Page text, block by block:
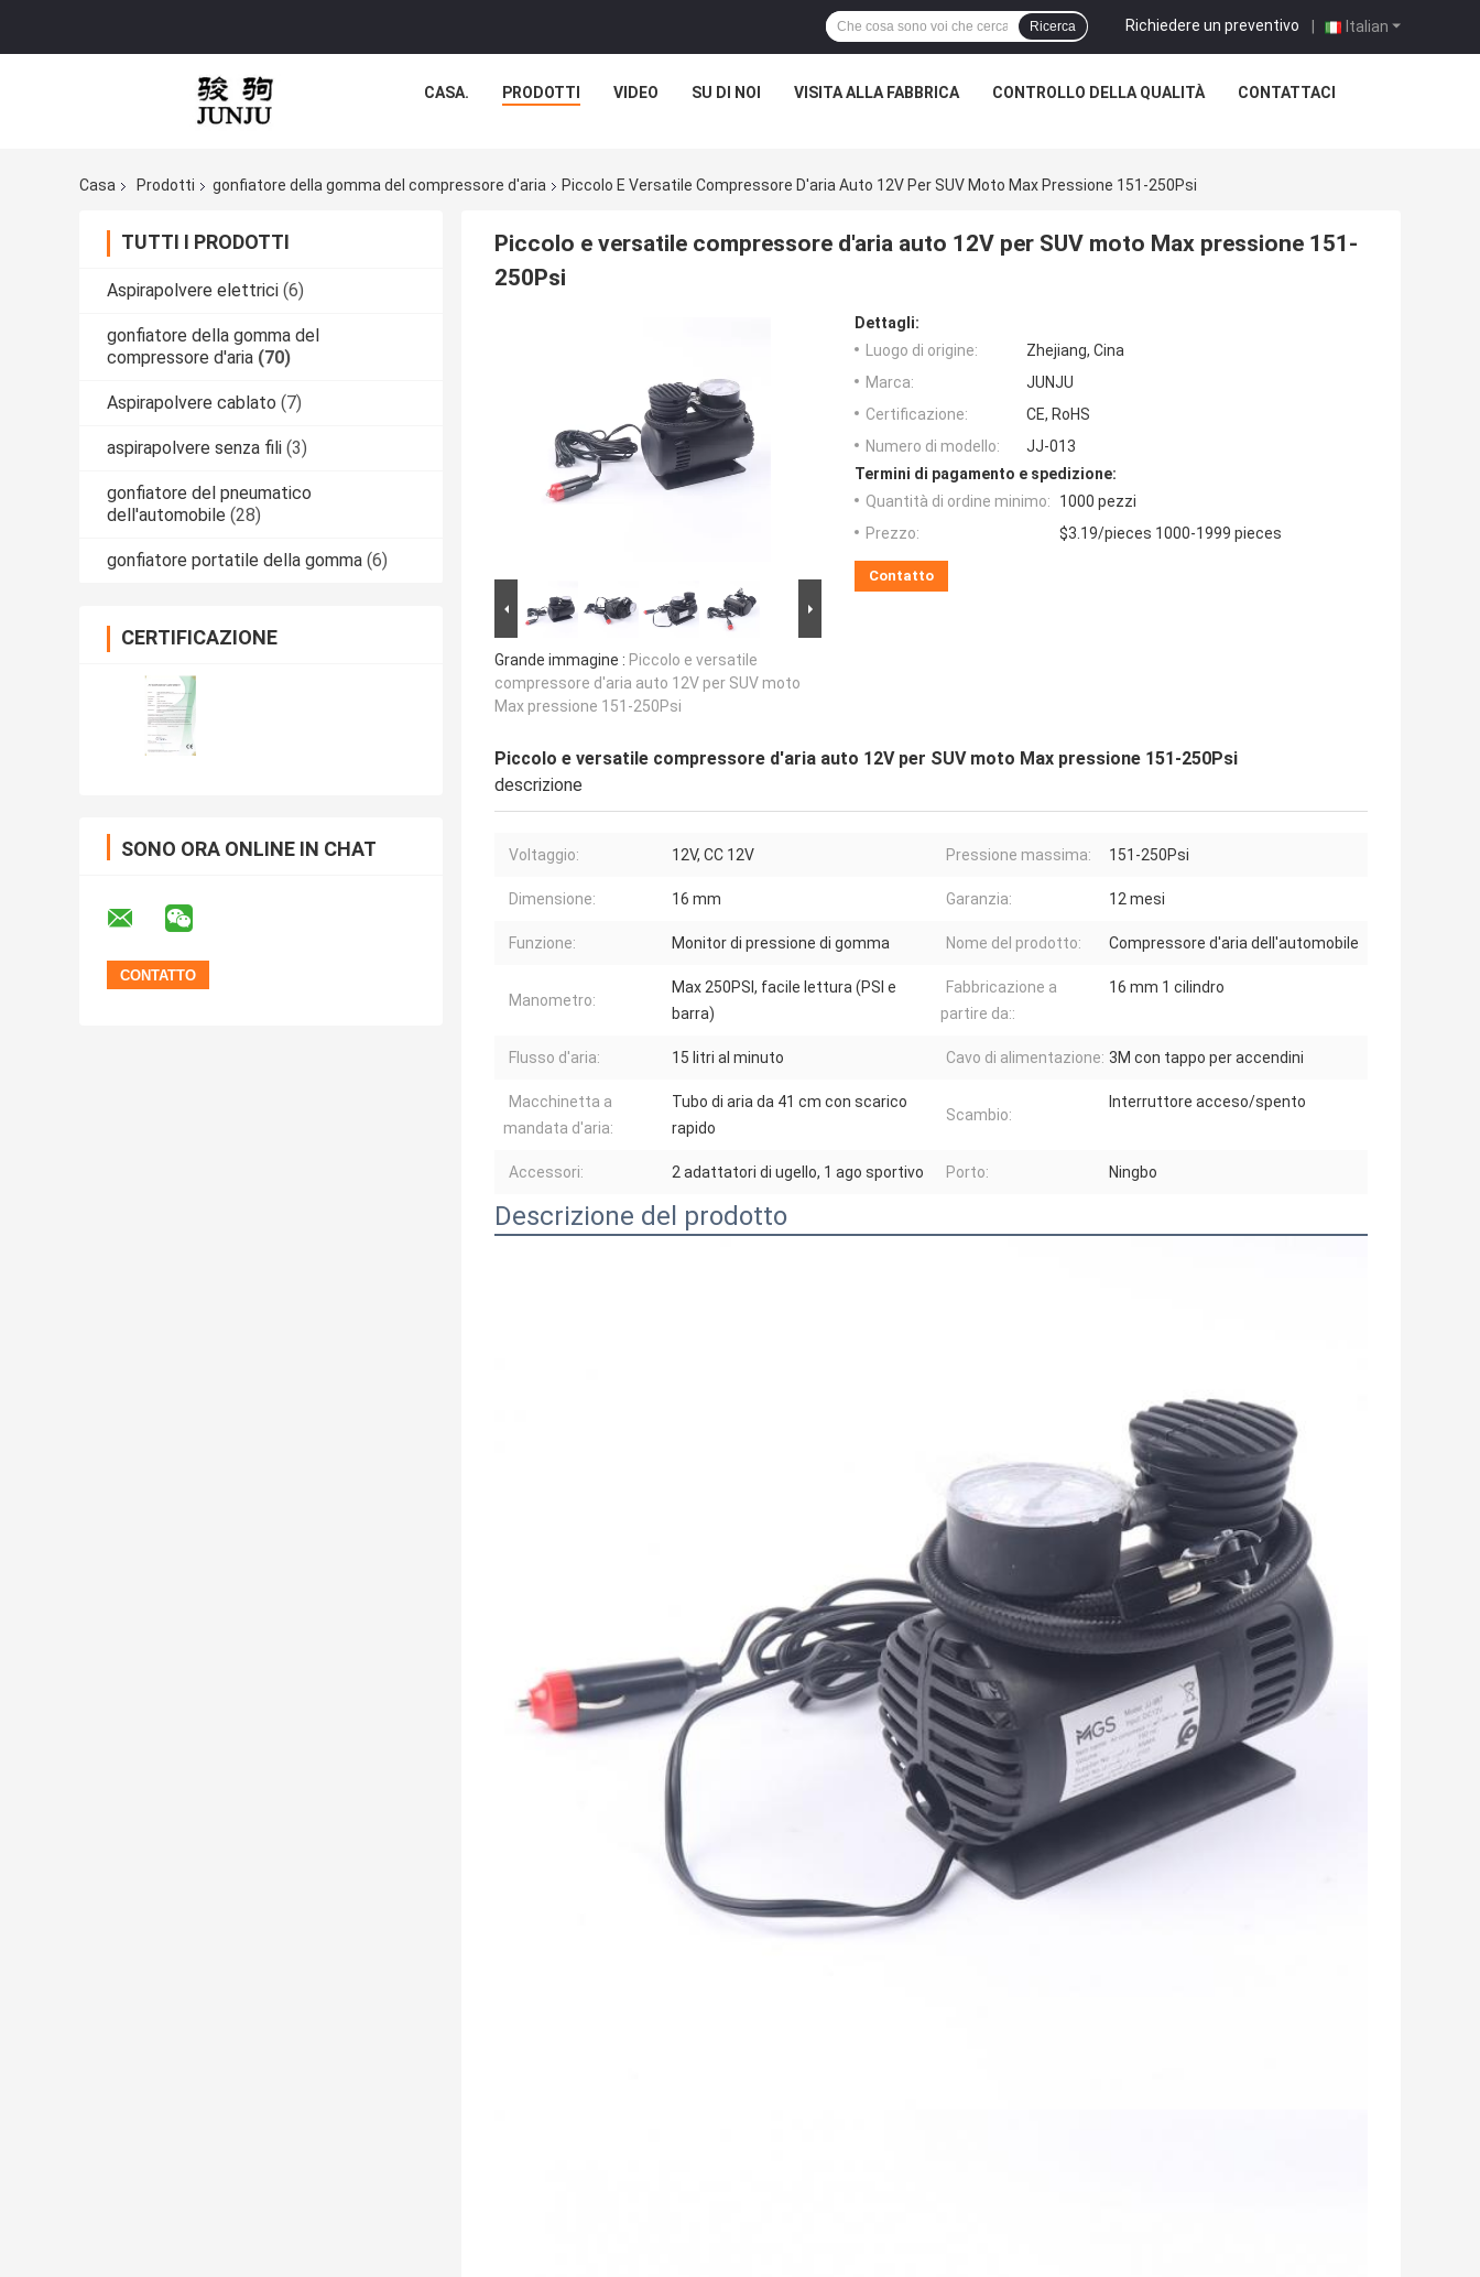
Italian
Richiedere un preventivo |
Ricerca
CASA. PRODOTTI VIDEO SU DI NOI VISITA ALLA FABBRICA CONTROLLO DELLA QUALITÀ CONTATTACI
Casa Prodotti gonfiatore della gomma del compressore d'aria Piccolo E Versatile Compressore D'aria Auto 12V Per SUV Moto Max Pressione 151-250Psi
TUTTI I PRODOTTI
Aspirapolvere elettrici (6)
gonfiatore della gomma del
compressore d'aria (70)
Aspirapolvere cablato (7)
aspirapolvere senza fili (3)
gonfiatore del pneumatico
dell'automobile (28)
gonfiatore portatile della gomma (6)
CERTIFICAZIONE
SONO ORA ONLINE IN CHAT
Piccolo e versatile compressore d'aria auto 12V per SUV moto Max pressione 151-
250Psi
Grande immagine : Piccolo e versatile
compressore d'aria auto 12V per SUV moto
Max pressione 151-250Psi
Dettagli:
Luogo di origine:
Zhejiang, Cina
Marca:
JUNJU
Certificazione:
CE, RoHS
Numero di modello:
JJ-013
Termini di pagamento e spedizione:
Quantità di ordine minimo:
1000 pezzi
Prezzo:
$3.19/pieces 1000-1999 pieces
Contatto
Piccolo e versatile compressore d'aria auto 12V per SUV moto Max pressione 151-250Psi
descrizione
Voltaggio: 12V, CC 12V Pressione massima: 151-250Psi
Dimensione: 16 mm Garanzia: 12 mesi
Funzione: Monitor di pressione di gomma Nome del prodotto: Compressore d'aria dell'automobile
Manometro:
Max 250PSI, facile lettura (PSI e
barra)
Fabbricazione a
partire da::
16 mm 1 cilindro
Flusso d'aria: 15 litri al minuto Cavo di alimentazione: 3M con tappo per accendini
Macchinetta a
mandata d'aria:
Tubo di aria da 41 cm con scarico
rapido
Scambio:
Interruttore acceso/spento
Accessori: 2 adattatori di ugello, 1 ago sportivo Porto: Ningbo
Descrizione del prodotto